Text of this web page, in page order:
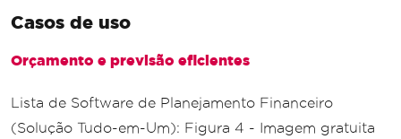
Casos de uso
Orçamento e previsão eficientes
Lista de Software de Planejamento Financeiro
(Solução Tudo-em-Um): Figura 4 - Imagem gratuita